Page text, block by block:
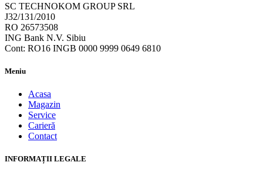
SC TECHNOKOM GROUP SRL
J32/131/2010
RO 26573508
ING Bank N.V. Sibiu
Cont: RO16 INGB 0000 9999 0649 6810
Meniu
Acasa
Magazin
Service
Carieră
Contact
INFORMAȚII LEGALE